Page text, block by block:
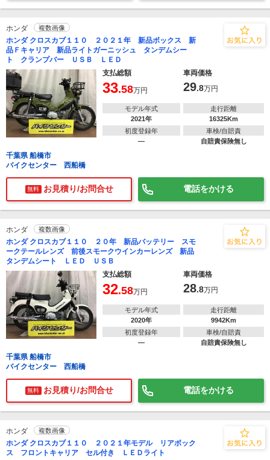
ホンダ 複数画像
ホンダ クロスカブ１１０ ２０２１年 新品ボックス 新
品Ｆキャリア 新品ライトガーニッシュ タンデムシー
ト クランプバー ＵＳＢ ＬＥＤ
支払総額
車両価格
33.58万円 29.8万円
モデル年式
2021年
走行距離
16325Km
初度登録年
―
車検/自賠責
自賠責保険無し
千葉県 船橋市
バイクセンター 西船橋
無料 お見積り/お問合せ 電話をかける
ホンダ 複数画像
ホンダ クロスカブ１１０ ２０年 新品バッテリー スモ
ークテールレンズ 前後スモークウインカーレンズ 新品
タンデムシート ＬＥＤ ＵＳＢ
支払総額
車両価格
32.58万円 28.8万円
モデル年式
2020年
走行距離
9942Km
初度登録年
―
車検/自賠責
自賠責保険無し
千葉県 船橋市
バイクセンター 西船橋
無料 お見積り/お問合せ 電話をかける
ホンダ 複数画像
ホンダ クロスカブ１１０ ２０２１年モデル リアボック
ス フロントキャリア セル付き ＬＥＤライト